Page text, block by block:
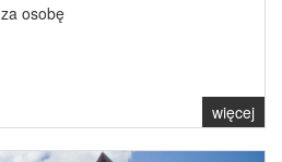
za osobę
więcej